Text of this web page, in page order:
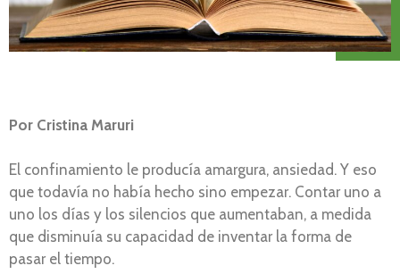
Por Cristina Maruri
El confinamiento le producía amargura, ansiedad. Y eso
que todavía no había hecho sino empezar. Contar uno a
uno los días y los silencios que aumentaban, a medida
que disminuía su capacidad de inventar la forma de
pasar el tiempo.